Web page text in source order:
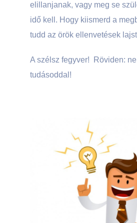
elillanjanak, vagy meg se
idő kell. Hogy kiismerd a
tudd az örök ellenvetések
A szélsz fegyver! Röviden:
tudásoddal!